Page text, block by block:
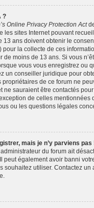
?
Online Privacy Protection Act
les sites Internet pouvant
13 ans doivent obtenir le
pour la collecte de ces
de moins de 13 ans. Si vous
vous vous enregistrez ou
un conseiller juridique pour
propriétaires de ce forum ne
ne sauraient être contactés
de celles mentionnées
ou les questions légales
mais je n’y parviens pas
du forum ait
peut également avoir banni
souhaitez utiliser. Contactez